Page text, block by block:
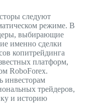
следуют
режиме. В
выбирающие
именно сделки
копитрейдинга
платформ,
RoboForex.
инвесторам
трейдеров,
и историю